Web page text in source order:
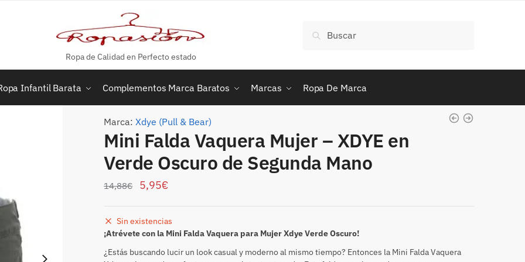
Ropa de Calidad en Perfecto estado
por:
Buscar
Infantil Barata Complementos Marca Baratos Marcas Ropa De Marca
Marca: Xdye (Pull & Bear)
Mini Falda Vaquera Mujer – XDYE en
Verde Oscuro de Segunda Mano
14,88€ 5,95€
Sin existencias
¡Atrévete con la Mini Falda Vaquera para Mujer Xdye Verde Oscuro!
¿Estás buscando lucir un look casual y moderno al mismo tiempo? Entonces la Mini Falda Vaquera